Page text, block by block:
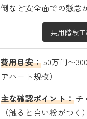
倒など安全面での懸念
共用階段
費用目安：50万円〜
アパート規模）
主な確認ポイント： チ
（触ると白い粉がつく